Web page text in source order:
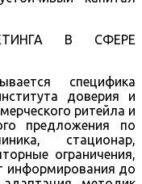
В СФЕРЕ
специфика
доверия и
ритейла и
предложения по
стационар,
ограничения,
информирования до